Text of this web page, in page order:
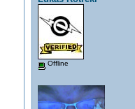
Offline